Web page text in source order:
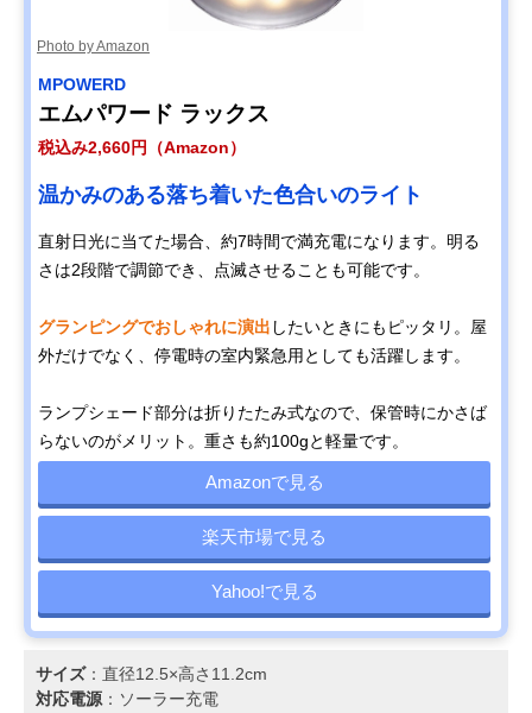
Photo by Amazon
‎MPOWERD
エムパワード ラックス
税込み2,660円（Amazon）
温かみのある落ち着いた色合いのライト
直射日光に当てた場合、約7時間で満充電になります。明る
さは2段階で調節でき、点滅させることも可能です。
グランピングでおしゃれに演出 したいときにもピッタリ。屋
外だけでなく、停電時の室内緊急用としても活躍します。
ランプシェード部分は折りたたみ式なので、保管時にかさば
らないのがメリット。重さも約100gと軽量です。
Amazonで見る
楽天市場で見る
Yahoo!で見る
サイズ：直径12.5×高さ11.2cm
対応電源：ソーラー充電